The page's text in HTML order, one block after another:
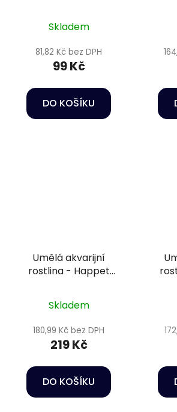
Skladem
81,82 Kč bez DPH
99 Kč
DO KOŠÍKU
Umělá akvarijní
rostlina - Happet
Skladem
180,99 Kč bez DPH
219 Kč
DO KOŠÍKU